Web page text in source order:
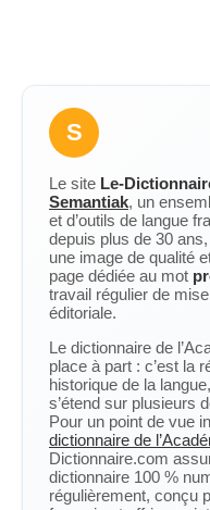
S
Le site Le-
Semantiak, un
et d’outils de langue
depuis plus de 30
une image de qualité
page dédiée au mot
travail régulier de
éditoriale.
Le dictionnaire de
place à part : c’est la
historique de la
s’étend sur plusieurs
Pour un point de vue
dictionnaire de
Dictionnaire.com
dictionnaire 100 %
régulièrement, conçu